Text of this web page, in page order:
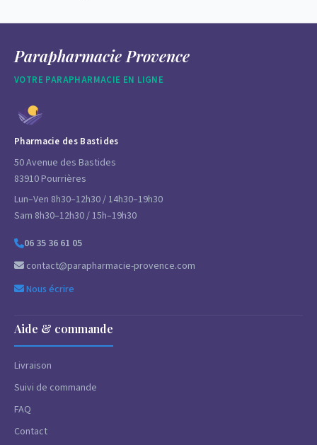
Parapharmacie Provence
VOTRE PARAPHARMACIE EN LIGNE
Pharmacie des Bastides
50 Avenue des Bastides
83910 Pourrières
Lun–Ven 8h30–12h30 / 14h30–19h30
Sam 8h30–12h30 / 15h–19h30
06 35 36 61 05
contact@parapharmacie-provence.com
Nous écrire
Aide & commande
Livraison
Suivi de commande
FAQ
Contact